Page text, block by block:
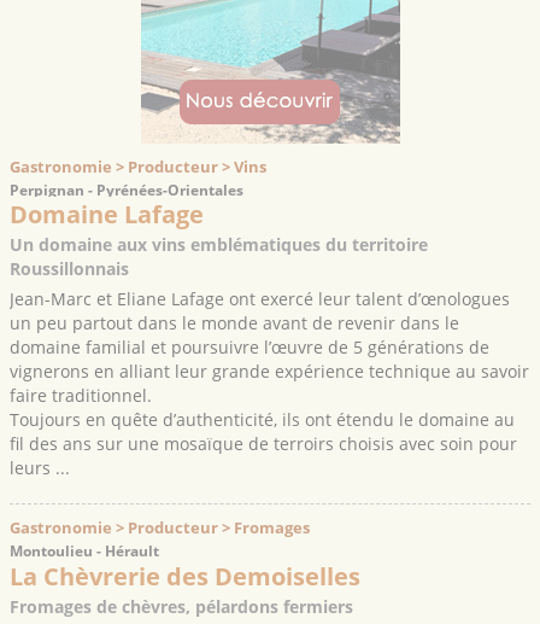
Gastronomie > Producteur > Vins
Perpignan - Pyrénées-Orientales
Domaine Lafage
Un domaine aux vins emblématiques du territoire
Roussillonnais
Jean-Marc et Eliane Lafage ont exercé leur talent d’œnologues
un peu partout dans le monde avant de revenir dans le
domaine familial et poursuivre l’œuvre de 5 générations de
vignerons en alliant leur grande expérience technique au savoir
faire traditionnel.
Toujours en quête d’authenticité, ils ont étendu le domaine au
fil des ans sur une mosaïque de terroirs choisis avec soin pour
leurs ...
Gastronomie > Producteur > Fromages
Montoulieu - Hérault
La Chèvrerie des Demoiselles
Fromages de chèvres, pélardons fermiers